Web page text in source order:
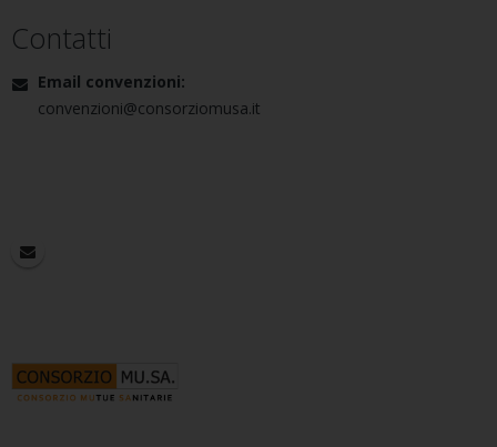
Contatti
Email convenzioni:
convenzioni@consorziomusa.it